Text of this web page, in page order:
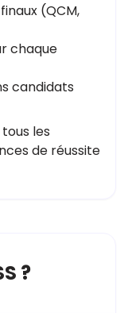
(QCM,
chaque
candidats
les
de réussite
?